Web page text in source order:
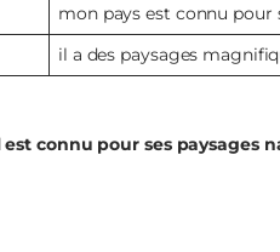
mon pays est connu pour
il a des paysages
connu pour ses paysages